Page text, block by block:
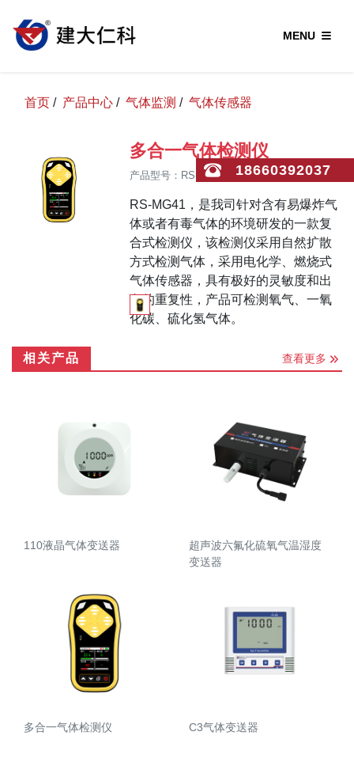
MENU
18660392037
首页 / 产品中心 / 气体监测 / 气体传感器
多合一气体检测仪
产品型号：RS-MG41
RS-MG41，是我司针对含有易爆炸气
体或者有毒气体的环境研发的一款复
合式检测仪，该检测仪采用自然扩散
方式检测气体，采用电化学、燃烧式
气体传感器，具有极好的灵敏度和出
色的重复性，产品可检测氧气、一氧
化碳、硫化氢气体。
相关产品 查看更多
110液晶气体变送器
超声波六氟化硫氧气温湿度
变送器
多合一气体检测仪 C3气体变送器